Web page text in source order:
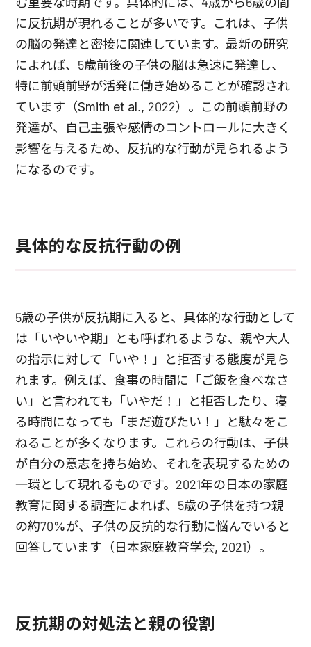
に反抗期が現れることが多いです。これは、子供
の脳の発達と密接に関連しています。最新の研究
によれば、5歳前後の子供の脳は急速に発達し、
特に前頭前野が活発に働き始めることが確認され
ています（Smith et al., 2022）。この前頭前野の
発達が、自己主張や感情のコントロールに大きく
影響を与えるため、反抗的な行動が見られるよう
になるのです。
具体的な反抗行動の例
5歳の子供が反抗期に入ると、具体的な行動として
は「いやいや期」とも呼ばれるような、親や大人
の指示に対して「いや！」と拒否する態度が見ら
れます。例えば、食事の時間に「ご飯を食べなさ
い」と言われても「いやだ！」と拒否したり、寝
る時間になっても「まだ遊びたい！」と駄々をこ
ねることが多くなります。これらの行動は、子供
が自分の意志を持ち始め、それを表現するための
一環として現れるものです。2021年の日本の家庭
教育に関する調査によれば、5歳の子供を持つ親
の約70%が、子供の反抗的な行動に悩んでいると
回答しています（日本家庭教育学会, 2021）。
反抗期の対処法と親の役割